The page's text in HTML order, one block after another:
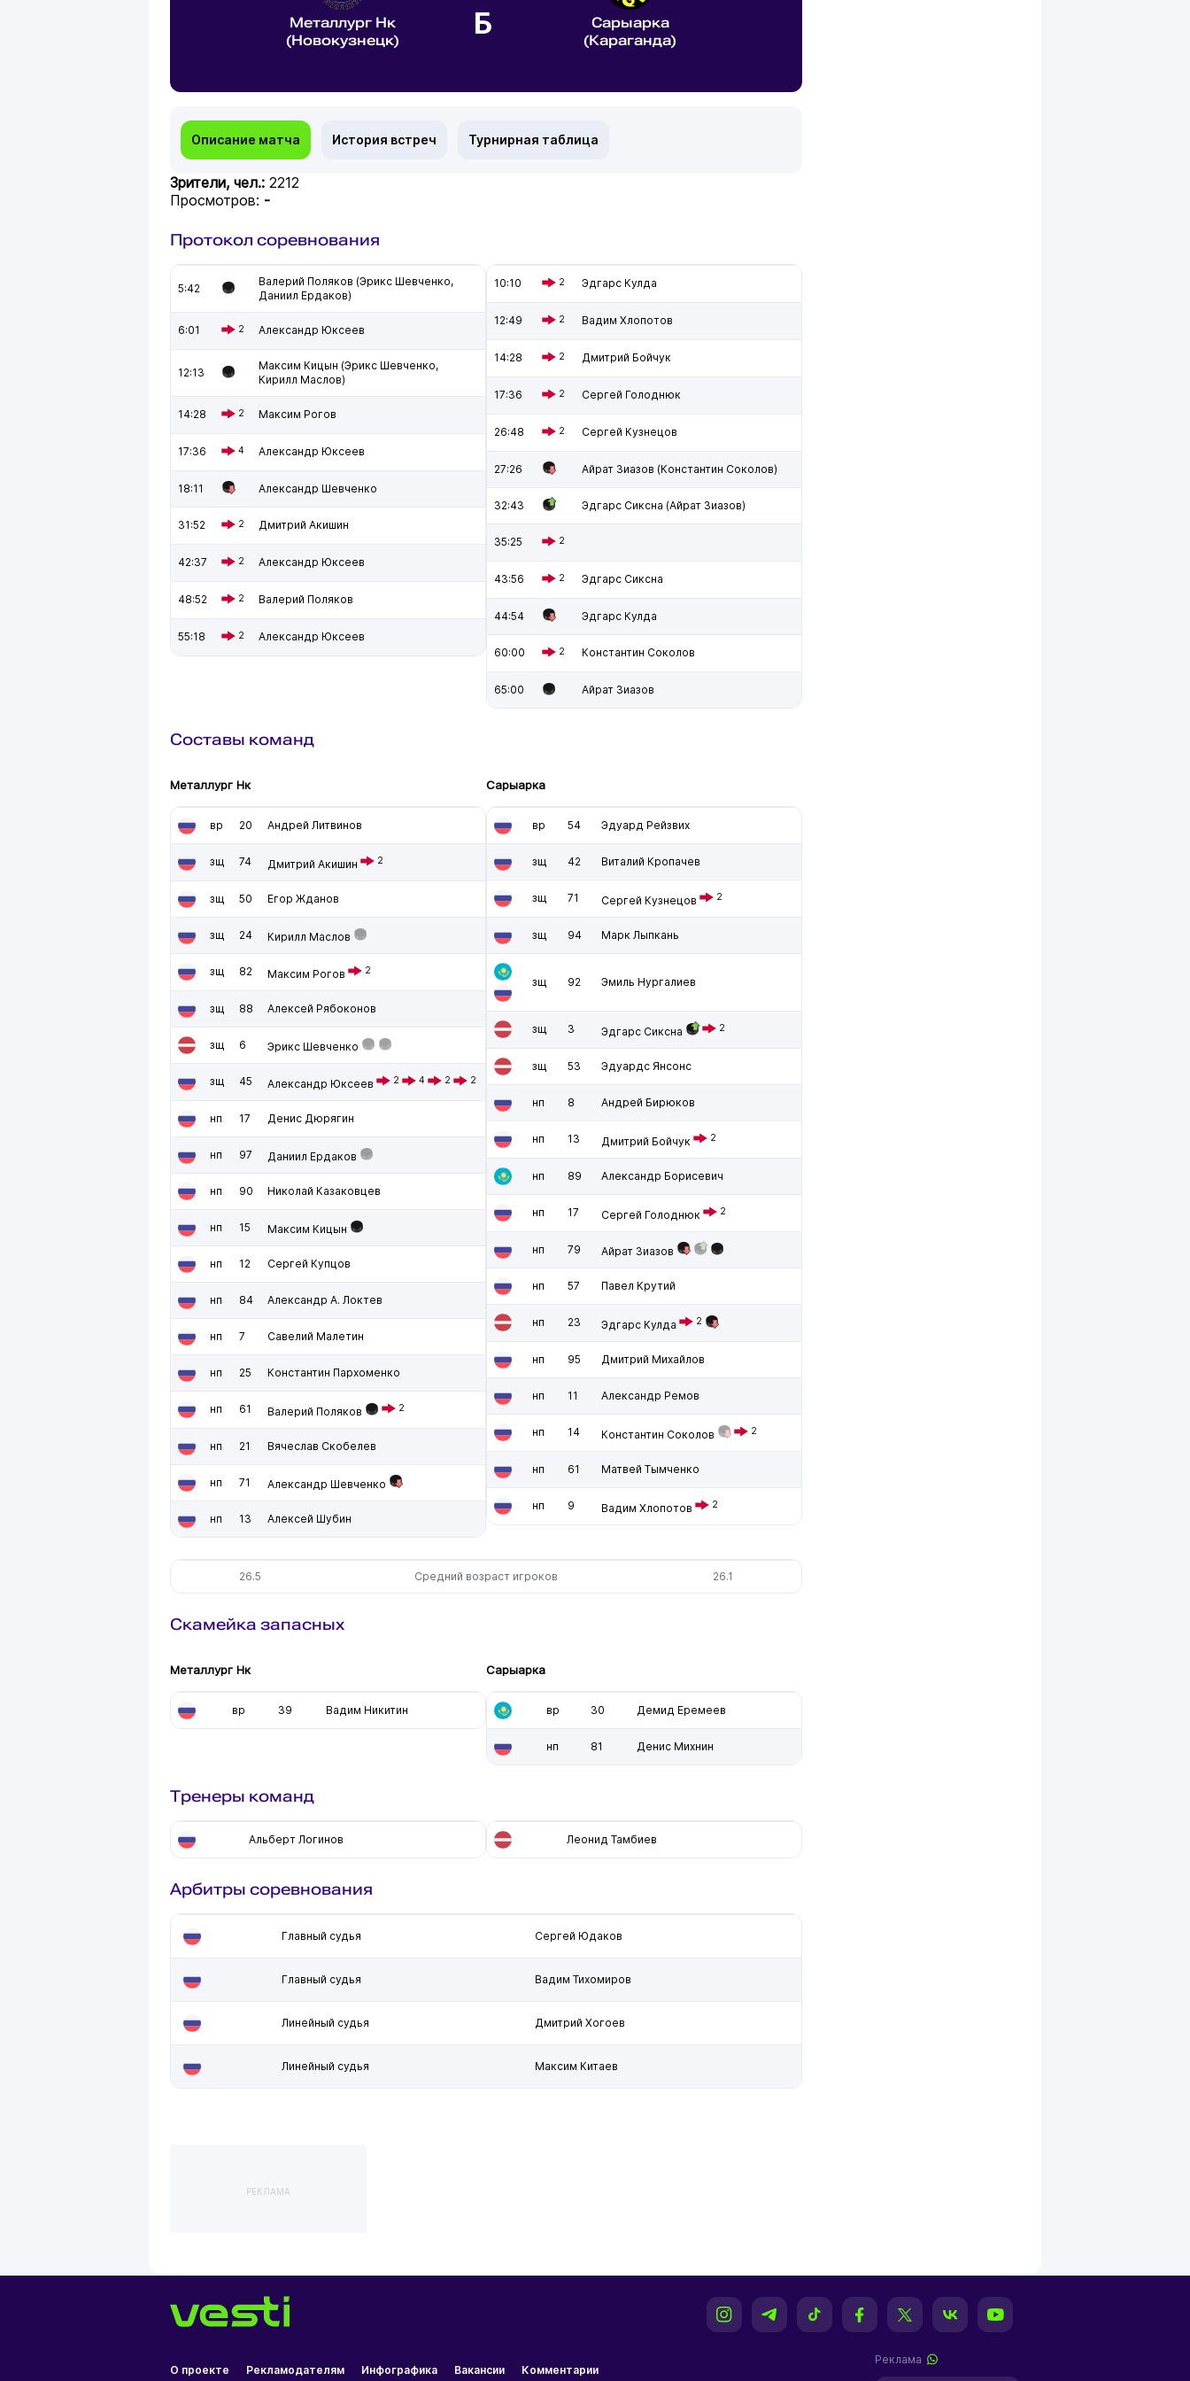
Металлург Нк
(Новокузнецк)
Б
Сарыарка
(Караганда)
Описание матча История встреч Турнирная таблица
Зрители, чел.: 2212
Просмотров: -
Протокол соревнования
5:42
Валерий Поляков (Эрикс Шевченко,
Даниил Ердаков)
6:01 2 Александр Юксеев
12:13
Максим Кицын (Эрикс Шевченко,
Кирилл Маслов)
14:28 2 Максим Рогов
17:36 4 Александр Юксеев
18:11 Александр Шевченко
31:52 2 Дмитрий Акишин
42:37 2 Александр Юксеев
48:52 2 Валерий Поляков
55:18 2 Александр Юксеев
10:10 2 Эдгарс Кулда
12:49 2 Вадим Хлопотов
14:28 2 Дмитрий Бойчук
17:36 2 Сергей Голоднюк
26:48 2 Сергей Кузнецов
27:26 Айрат Зиазов (Константин Соколов)
32:43 Эдгарс Сиксна (Айрат Зиазов)
35:25 2
43:56 2 Эдгарс Сиксна
44:54 Эдгарс Кулда
60:00 2 Константин Соколов
65:00 Айрат Зиазов
Составы команд
Металлург Нк
вр 20 Андрей Литвинов
зщ 74 Дмитрий Акишин 2
зщ 50 Егор Жданов
зщ 24 Кирилл Маслов
зщ 82 Максим Рогов 2
зщ 88 Алексей Рябоконов
зщ 6 Эрикс Шевченко
зщ 45 Александр Юксеев 2 4 2 2
нп 17 Денис Дюрягин
нп 97 Даниил Ердаков
нп 90 Николай Казаковцев
нп 15 Максим Кицын
нп 12 Сергей Купцов
нп 84 Александр А. Локтев
нп 7 Савелий Малетин
нп 25 Константин Пархоменко
нп 61 Валерий Поляков 2
нп 21 Вячеслав Скобелев
нп 71 Александр Шевченко
нп 13 Алексей Шубин
Сарыарка
вр 54 Эдуард Рейзвих
зщ 42 Виталий Кропачев
зщ 71 Сергей Кузнецов 2
зщ 94 Марк Лыпкань
зщ 92 Эмиль Нургалиев
зщ 3 Эдгарс Сиксна 2
зщ 53 Эдуардс Янсонс
нп 8 Андрей Бирюков
нп 13 Дмитрий Бойчук 2
нп 89 Александр Борисевич
нп 17 Сергей Голоднюк 2
нп 79 Айрат Зиазов
нп 57 Павел Крутий
нп 23 Эдгарс Кулда 2
нп 95 Дмитрий Михайлов
нп 11 Александр Ремов
нп 14 Константин Соколов 2
нп 61 Матвей Тымченко
нп 9 Вадим Хлопотов 2
26.5 Средний возраст игроков 26.1
Скамейка запасных
Металлург Нк
вр 39 Вадим Никитин
Сарыарка
вр 30 Демид Еремеев
нп 81 Денис Михнин
Тренеры команд
Альберт Логинов Леонид Тамбиев
Арбитры соревнования
Главный судья Сергей Юдаков
Главный судья Вадим Тихомиров
Линейный судья Дмитрий Хогоев
Линейный судья Максим Китаев
РЕКЛАМА
О проекте Рекламодателям Инфографика Вакансии Комментарии
Реклама